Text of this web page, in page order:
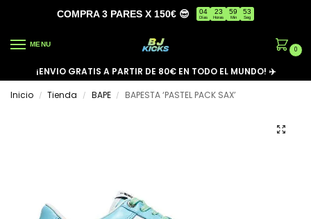
COMPRA 3 PARES X 150€ 😎 04
Días
23
Horas
59
Min
53
Seg
MENU
0
¡ENVIO GRATIS A PARTIR DE 80€ EN TODO EL MUNDO! ✈️
Inicio
/ Tienda / BAPE / BAPESTA ‘PASTEL PACK SAX’